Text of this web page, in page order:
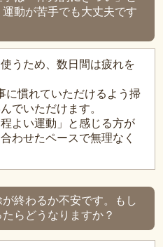
運動が苦手でも大丈夫です
うため、数日間は疲れを
に慣れていただけるよう掃
でいただけます。
よい運動」と感じる方が
わせたペースで無理なく
終わるか不安です。もし
らどうなりますか？